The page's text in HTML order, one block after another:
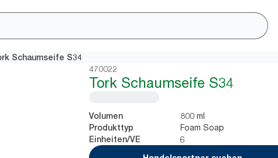
Schaumseife S34
470022
Tork Schaumseife S34
Volumen 800 ml
Produkttyp Foam Soap
Einheiten/VE
6